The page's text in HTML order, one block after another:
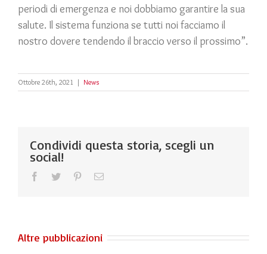
periodi di emergenza e noi dobbiamo garantire la sua
salute. Il sistema funziona se tutti noi facciamo il
nostro dovere tendendo il braccio verso il prossimo”.
Ottobre 26th, 2021 | News
Condividi questa storia, scegli un
social!
Facebook
Twitter PinterestEmail
Altre pubblicazioni